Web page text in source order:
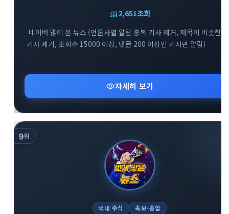
monitoring2,651조회
네이버 많이 본 뉴스 (언론사별 알림 중복 기사 제거, 제목이 비슷한
기사 제거, 조회수 15000 이상, 댓글 200 이상인 기사만 알림)
visibility자세히 보기
9위
국내 주식 속보·종합